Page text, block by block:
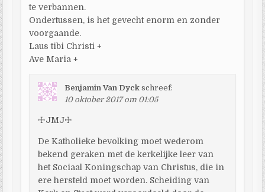
te verbannen.
Ondertussen, is het gevecht enorm en zonder
voorgaande.
Laus tibi Christi +
Ave Maria +
Benjamin Van Dyck schreef:
10 oktober 2017 om 01:05
☩JMJ☩
De Katholieke bevolking moet wederom
bekend geraken met de kerkelijke leer van
het Sociaal Koningschap van Christus, die in
ere hersteld moet worden. Scheiding van